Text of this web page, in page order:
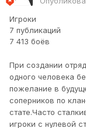
Игроки
7 публикаций
7 413 боёв
При создании
одного человека
пожелание в
соперников по
стате.Часто
игроки с нулевой